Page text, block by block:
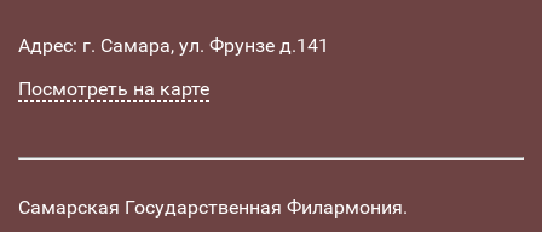
Адрес: г. Самара, ул. Фрунзе д.141
Посмотреть на карте
Самарская Государственная Филармония.